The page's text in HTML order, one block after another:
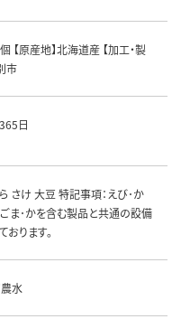
【原産地】北海道産 【加工・製
市
日
さけ 大豆 特記事項：えび･か
ま･かを含む製品と共通の設備
おります。
農水